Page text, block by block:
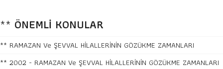
** ÖNEMLİ KONULAR
** RAMAZAN Ve ŞEVVAL HİLALLERİNİN GÖZÜKME ZAMANLARI
** 2002 - RAMAZAN Ve ŞEVVAL HİLALLERİNİN GÖZÜKME ZAMANLARI